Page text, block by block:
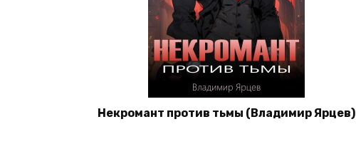
Некромант против тьмы (Владимир Ярцев)